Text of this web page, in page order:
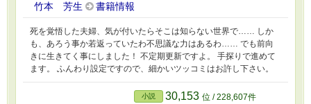
竹本 芳生 書籍情報
死を覚悟した夫婦、気が付いたらそこは知らない世界で…… しか
も、あろう事か若返っていたわ不思議な力はあるわ…… でも前向
きに生きてく事にしました！ 不定期更新ですよ。 手探りで進めて
ます。 ふんわり設定ですので、細かいツッコミはお許し下さい。
小説 30,153 位 / 228,607件